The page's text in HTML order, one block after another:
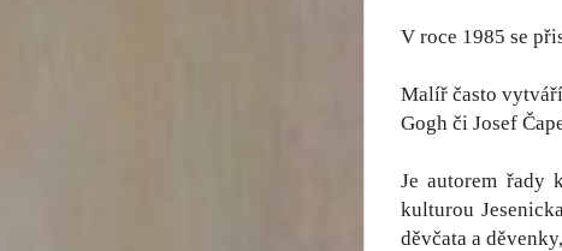
V roce 1985 se
Malíř často
Gogh či Josef
Je autorem řady
kulturou
děvčata a